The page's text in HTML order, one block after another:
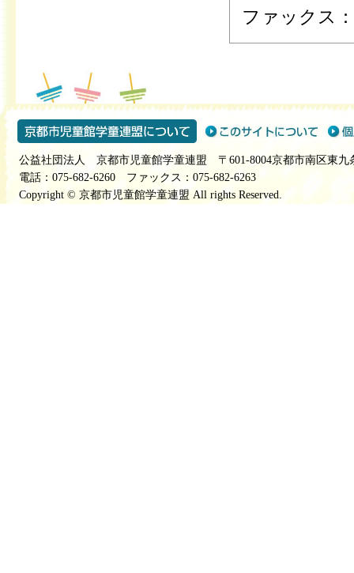
ファックス
公益社団法人 京都市児童館学童連盟 〒601-8004京都市南区東九
電話：075-682-6260 ファックス：075-682-6263
Copyright © 京都市児童館学童連盟 All rights Reserved.